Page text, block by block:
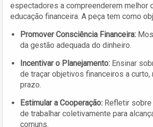
espectadores a compreenderem melhor
educação financeira. A peça tem como
Promover Consciência Financeira:
da gestão adequada do dinheiro.
Incentivar o Planejamento: Ensinar
de traçar objetivos financeiros a curto,
prazo.
Estimular a Cooperação: Refletir
de trabalhar coletivamente para
comuns.